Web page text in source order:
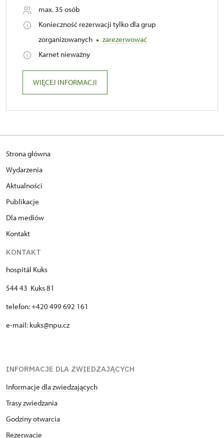
max. 35 osób
Konieczność rezerwacji tylko dla grup
zorganizowanych
zarezerwować
Karnet nieważny
WIĘCEJ INFORMACJI
Strona główna
Wydarzenia
Aktualności
Publikacje
Dla mediów
Kontakt
KONTAKT
hospitál Kuks
544 43 Kuks 81
telefon: +420 499 692 161
e-mail: kuks@npu.cz
INFORMACJE DLA ZWIEDZAJĄCYCH
Informacje dla zwiedzających
Trasy zwiedzania
Godziny otwarcia
Rezerwacje